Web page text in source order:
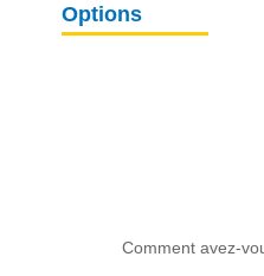
Options
Comment avez-